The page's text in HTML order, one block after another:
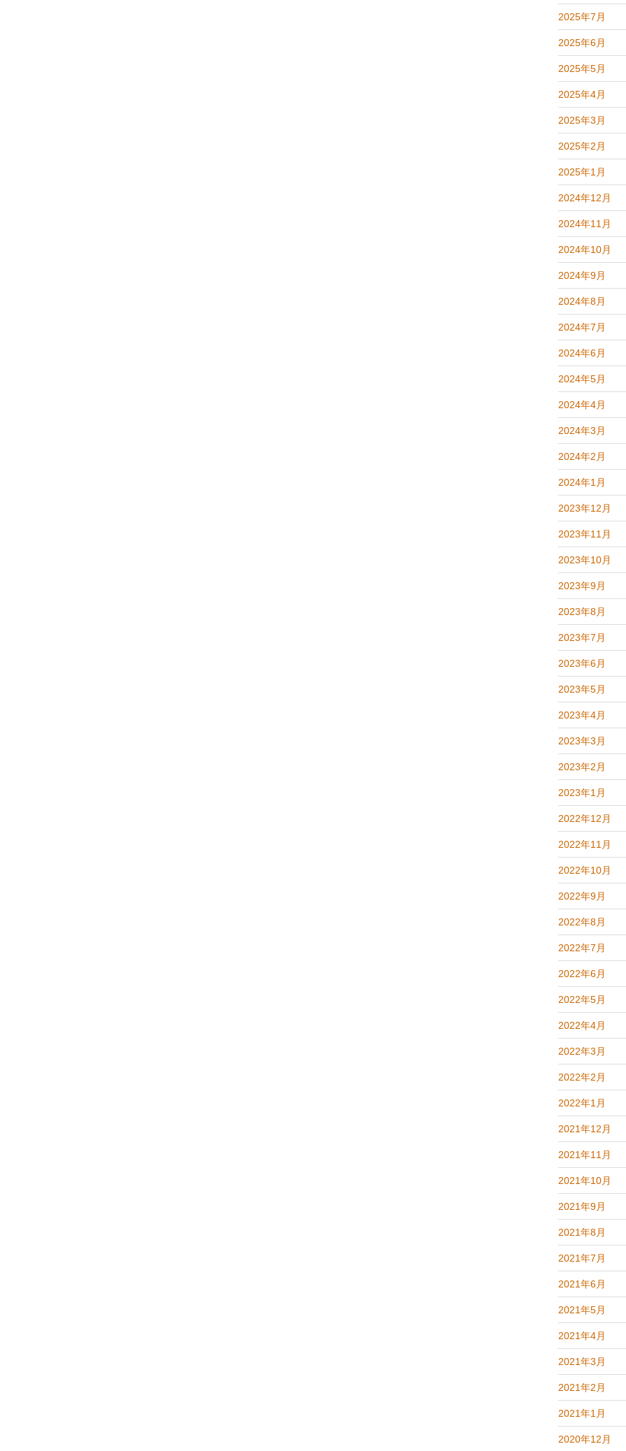
2025年7月
2025年6月
2025年5月
2025年4月
2025年3月
2025年2月
2025年1月
2024年12月
2024年11月
2024年10月
2024年9月
2024年8月
2024年7月
2024年6月
2024年5月
2024年4月
2024年3月
2024年2月
2024年1月
2023年12月
2023年11月
2023年10月
2023年9月
2023年8月
2023年7月
2023年6月
2023年5月
2023年4月
2023年3月
2023年2月
2023年1月
2022年12月
2022年11月
2022年10月
2022年9月
2022年8月
2022年7月
2022年6月
2022年5月
2022年4月
2022年3月
2022年2月
2022年1月
2021年12月
2021年11月
2021年10月
2021年9月
2021年8月
2021年7月
2021年6月
2021年5月
2021年4月
2021年3月
2021年2月
2021年1月
2020年12月